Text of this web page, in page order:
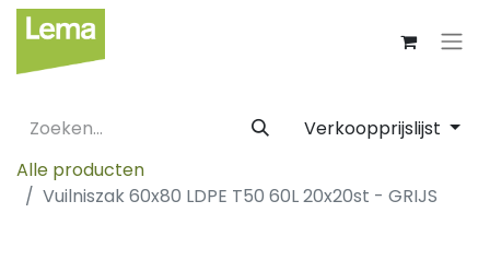
Verkoopprijslijst
Alle producten
Vuilniszak 60x80 LDPE T50 60L 20x20st - GRIJS